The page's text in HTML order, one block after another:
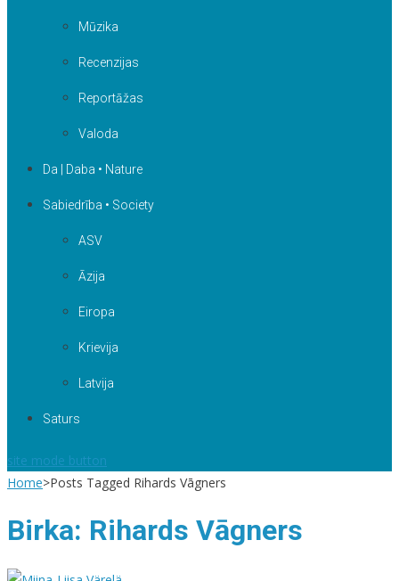
Mūzika
Recenzijas
Reportāžas
Valoda
Da | Daba • Nature
Sabiedrība • Society
ASV
Āzija
Eiropa
Krievija
Latvija
Saturs
site mode button
Home>Posts Tagged Rihards Vāgners
Birka: Rihards Vāgners